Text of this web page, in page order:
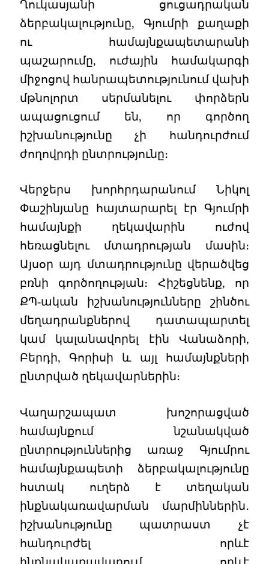
Ղուկասյանի ցուցադրական
ձերբակալությունը, Գյումրի քաղաքի
ու համայնքապետարանի
պաշարումը, ուժային համակարգի
միջոցով հանրապետությունում վախի
մթնոլորտ սերմանելու փորձերն
ապացուցում են, որ գործող
իշխանությունը չի հանդուրժում
ժողովրդի ընտրությունը։
Վերջերս խորհրդարանում Նիկոլ
Փաշինյանը հայտարարել էր Գյումրի
համայնքի ղեկավարին ուժով
հեռացնելու մտադրության մասին։
Այսօր այդ մտադրությունը վերածվեց
բռնի գործողության։ Հիշեցնենք, որ
ՔՊ-ական իշխանությունները շինծու
մեղադրանքներով դատապարտել
կամ կալանավորել էին Վանաձորի,
Բերդի, Գորիսի և այլ համայնքների
ընտրված ղեկավարներին։
Վաղարշապատ խոշորացված
համայնքում նշանակված
ընտրություններից առաջ Գյումրու
համայնքապետի ձերբակալությունը
հստակ ուղերձ է տեղական
ինքնակառավարման մարմիններին․
իշխանությունը պատրաստ չէ
հանդուրժել որևէ